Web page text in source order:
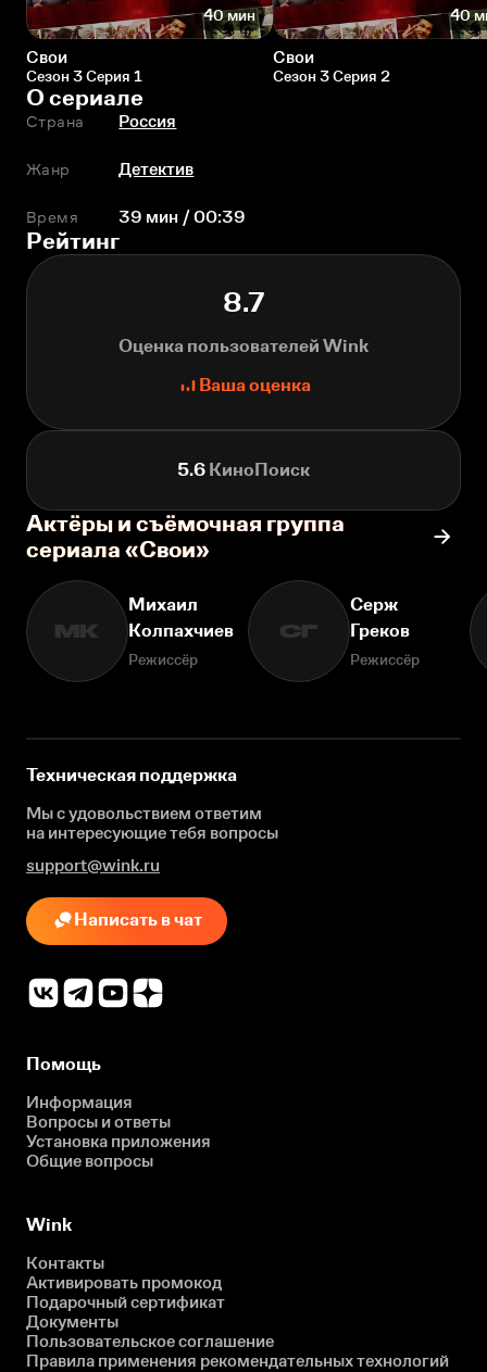
40 мин
Свои
Сезон 3 Серия 1
40
Свои
Сезон 3 Серия 2
О сериале
Страна Россия
Жанр Детектив
Время 39 мин / 00:39
Рейтинг
8.7
Оценка пользователей Wink
Ваша оценка
5.6 КиноПоиск
Актёры и съёмочная группа
сериала «Свои»
МК
Михаил
Колпахчиев
Режиссёр
СГ
Серж
Греков
Режиссёр
Техническая поддержка
Мы с удовольствием ответим
на интересующиетебя вопросы
support@wink.ru
Написать в чат
Помощь
Информация
Вопросы и ответы
Установка приложения
Общие вопросы
Wink
Контакты
Активировать промокод
Подарочный сертификат
Документы
Пользовательское соглашение
Правила применения рекомендательных технологий